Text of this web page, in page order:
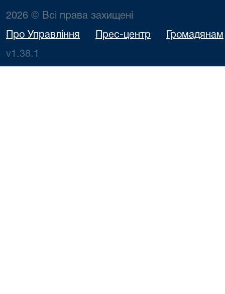
2026 © Всі права захищені
Про Управління Прес-центр Громадянам
v1.38.1